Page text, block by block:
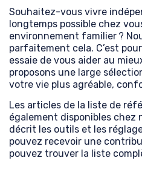
Souhaitez-vous vivre
longtemps possible chez
environnement familier ?
parfaitement cela. C’est
essaie de vous aider au
proposons une large
votre vie plus agréable,
Les articles de la liste de
également disponibles chez
décrit les outils et les
pouvez recevoir une
pouvez trouver la liste